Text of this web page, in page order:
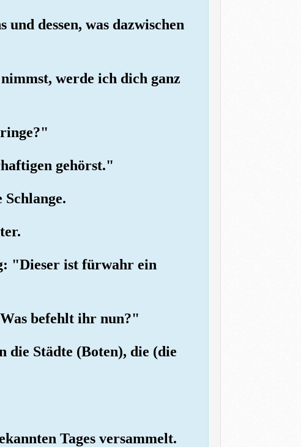
dessen, was dazwischen
werde ich dich ganz
gehörst."
"Dieser ist fürwahr ein
befehlt ihr nun?"
die Städte (Boten), die (die
Tages versammelt.